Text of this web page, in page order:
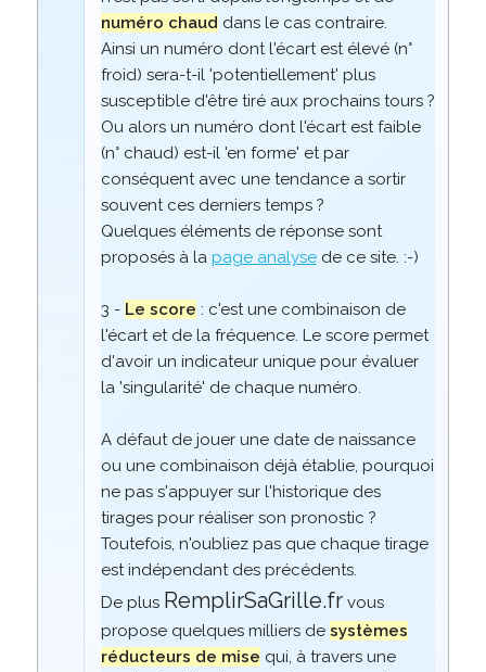
numéro chaud dans le cas contraire.
Ainsi un numéro dont l'écart est élevé (n°
froid) sera-t-il 'potentiellement' plus
susceptible d'être tiré aux prochains tours ?
Ou alors un numéro dont l'écart est faible
(n° chaud) est-il 'en forme' et par
conséquent avec une tendance a sortir
souvent ces derniers temps ?
Quelques éléments de réponse sont
proposés à la page analysede ce site. :-)
3 - Le score : c'est une combinaison de
l'écart et de la fréquence. Le score permet
d'avoir un indicateur unique pour évaluer
la 'singularité' de chaque numéro.
A défaut de jouer une date de naissance
ou une combinaison déjà établie, pourquoi
ne pas s'appuyer sur l'historique des
tirages pour réaliser son pronostic ?
Toutefois, n'oubliez pas que chaque tirage
est indépendant des précédents.
De plus RemplirSaGrille.frvous
propose quelques milliers de systèmes
réducteurs de mise qui, à travers une